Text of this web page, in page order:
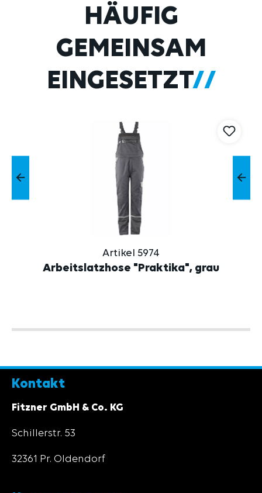
Produktgalerie überspringen
HÄUFIG
GEMEINSAM
EINGESETZT
Artikel 5974
Arbeitslatzhose "Praktika", grau
Kontakt
Fitzner GmbH & Co. KG
Schillerstr. 53
32361 Pr. Oldendorf